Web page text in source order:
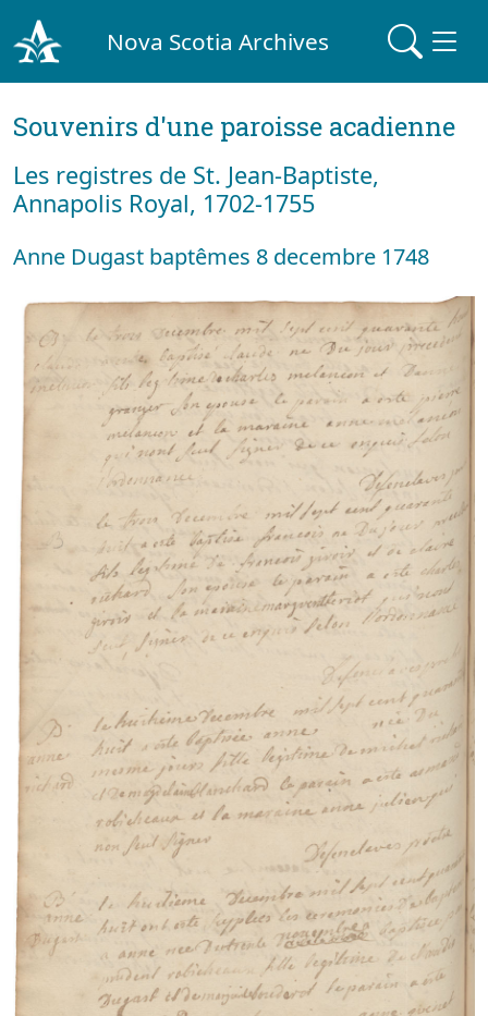
Nova Scotia Archives
Souvenirs d'une paroisse acadienne
Les registres de St. Jean-Baptiste,
Annapolis Royal, 1702-1755
Anne Dugast baptêmes 8 decembre 1748